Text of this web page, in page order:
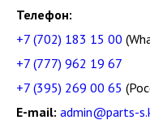
Телефон:
+7 (702) 183 15 00
+7 (777) 962 19 67
+7 (395) 269 00 65
E-mail: admin@parts-